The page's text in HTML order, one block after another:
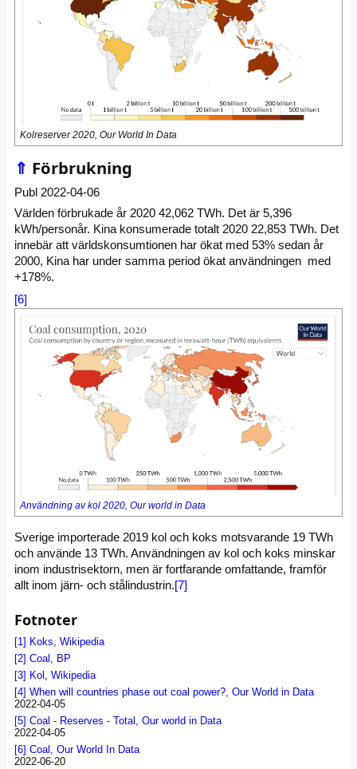
Kolreserver 2020, Our World In Data
⇑ Förbrukning
Publ 2022-04-06
Världen förbrukade år 2020 42,062 TWh. Det är 5,396
kWh/personår. Kina konsumerade totalt 2020 22,853 TWh. Det
innebär att världskonsumtionen har ökat med 53% sedan år
2000, Kina har under samma period ökat användningen med
+178%.
[6]
Användning av kol 2020, Our world in Data
Sverige importerade 2019 kol och koks motsvarande 19 TWh
och använde 13 TWh. Användningen av kol och koks minskar
inom industrisektorn, men är fortfarande omfattande, framför
allt inom järn- och stålindustrin.[7]
Fotnoter
[1] Koks, Wikipedia
[2] Coal, BP
[3] Kol, Wikipedia
[4] When will countries phase out coal power?, Our World in Data
2022-04-05
[5] Coal - Reserves - Total, Our world in Data
2022-04-05
[6] Coal, Our World In Data
2022-06-20